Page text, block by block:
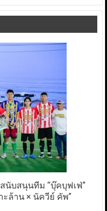
นับสนุนทีม “บุ๊คบุฟเฟ่”
ล้าน × นัควีย์ คัพ”